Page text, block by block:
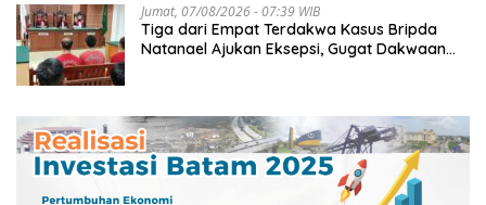
Jumat, 07/08/2026 - 07:39 WIB
Tiga dari Empat Terdakwa Kasus Bripda
Natanael Ajukan Eksepsi, Gugat Dakwaan